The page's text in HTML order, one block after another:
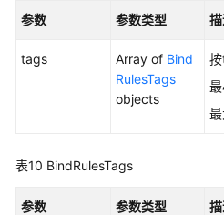
参数 参数类型
tags Array of Bind
RulesTags
objects
表10 BindRulesTags
参数 参数类型